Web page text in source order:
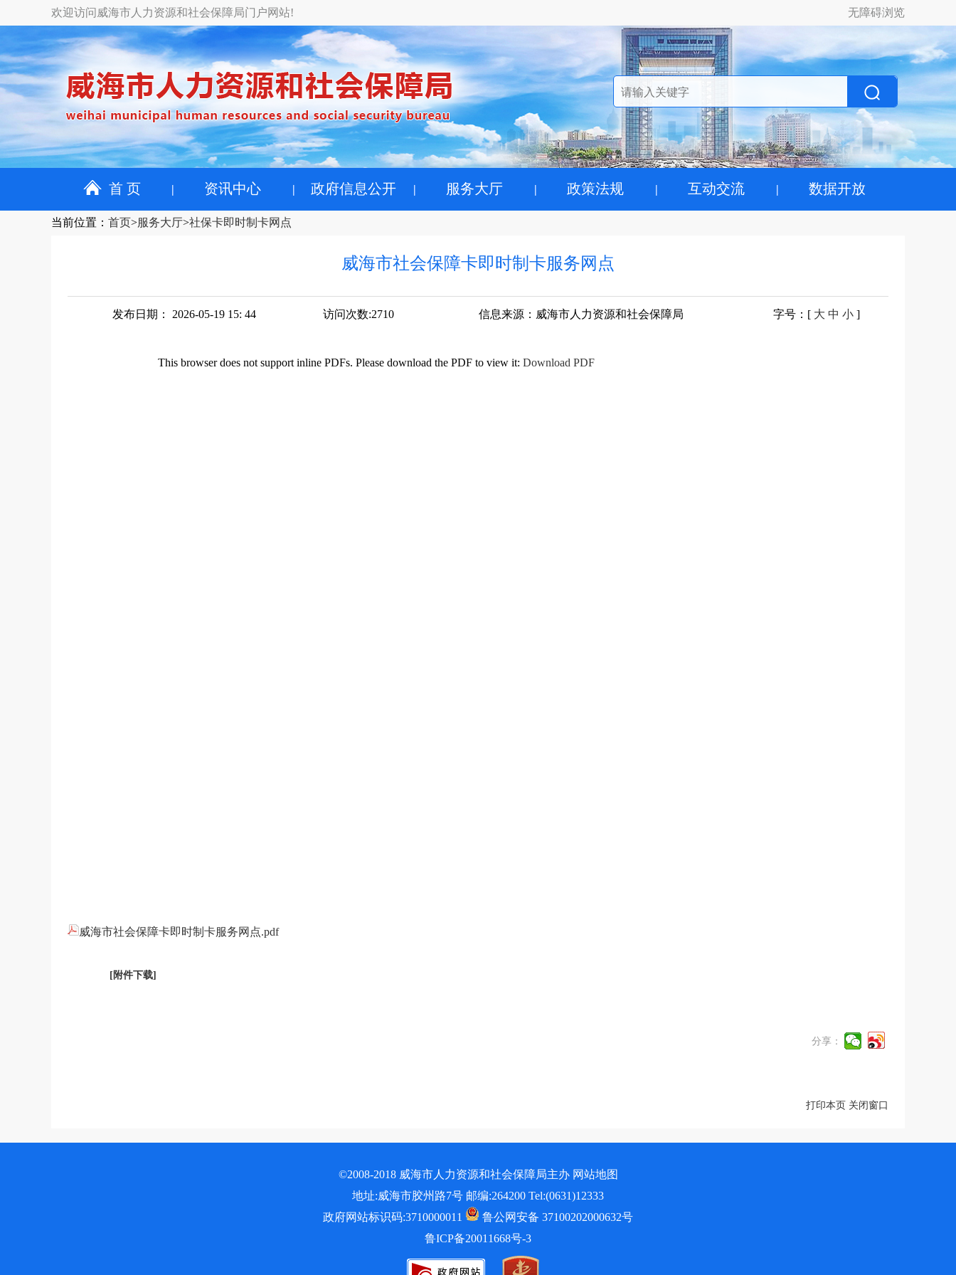
欢迎访问威海市人力资源和社会保障局门户网站! 无障碍浏览
首 页 资讯中心 政府信息公开 服务大厅 政策法规 互动交流 数据开放
当前位置 ： 首页>服务大厅>社保卡即时制卡网点
威海市社会保障卡即时制卡服务网点
发布日期： 2026-05-19 15: 44 访问次数:2710 信息来源： 威海市人力资源和社会保障局 字号 ：[ 大 中 小 ]
This browser does not support inline PDFs. Please download the PDF to view it: Download PDF
威海市社会保障卡即时制卡服务网点.pdf
[附件下载]
分享：
打印本页 关闭窗口
©2008-2018 威海市人力资源和社会保障局主办 网站地图
地址:威海市胶州路7号 邮编:264200 Tel:(0631)12333
政府网站标识码:3710000011
鲁公网安备 37100202000632号
鲁ICP备20011668号-3